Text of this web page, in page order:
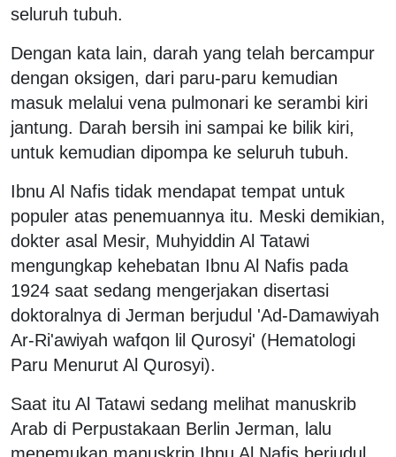
seluruh tubuh.
Dengan kata lain, darah yang telah bercampur
dengan oksigen, dari paru-paru kemudian
masuk melalui vena pulmonari ke serambi kiri
jantung. Darah bersih ini sampai ke bilik kiri,
untuk kemudian dipompa ke seluruh tubuh.
Ibnu Al Nafis tidak mendapat tempat untuk
populer atas penemuannya itu. Meski demikian,
dokter asal Mesir, Muhyiddin Al Tatawi
mengungkap kehebatan Ibnu Al Nafis pada
1924 saat sedang mengerjakan disertasi
doktoralnya di Jerman berjudul 'Ad-Damawiyah
Ar-Ri'awiyah wafqon lil Qurosyi' (Hematologi
Paru Menurut Al Qurosyi).
Saat itu Al Tatawi sedang melihat manuskrib
Arab di Perpustakaan Berlin Jerman, lalu